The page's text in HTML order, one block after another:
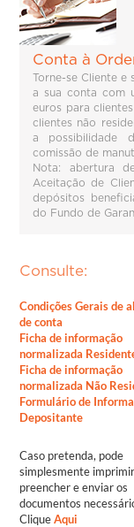
Conta à
Torne-se Cliente e
a sua conta com
euros para
clientes não
a possibilidade
comissão de
Nota: abertura
Aceitação de
depósitos
do Fundo de
Consulte:
Condições Gerais de
de conta
Ficha de informação
normalizada
Ficha de informação
normalizada Não
Formulário de
Depositante
Caso pretenda, pode
simplesmente
preencher e enviar os
documentos
CliqueAqui